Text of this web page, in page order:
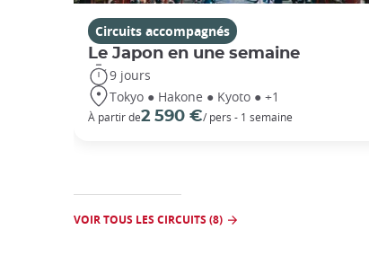
Circuits accompagnés
Le Japon en une semaine
9 jours
Tokyo ● Hakone ● Kyoto ● +1
À partir de2 590 €/ pers - 1 semaine
VOIR TOUS LES CIRCUITS (8)